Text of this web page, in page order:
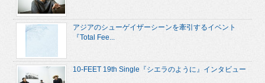
アジアのシューゲイザーシーンを牽引するイベント
『Total Fee...
10-FEET 19th Single『シエラのように』インタビュー